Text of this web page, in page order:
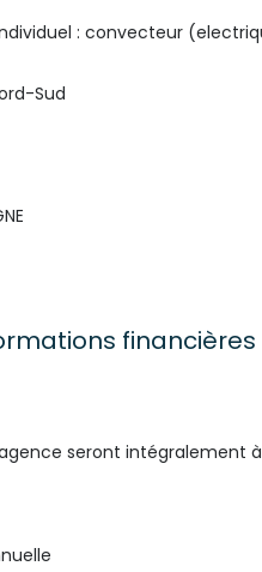
: convecteur
Sud
financières
seront intégralement